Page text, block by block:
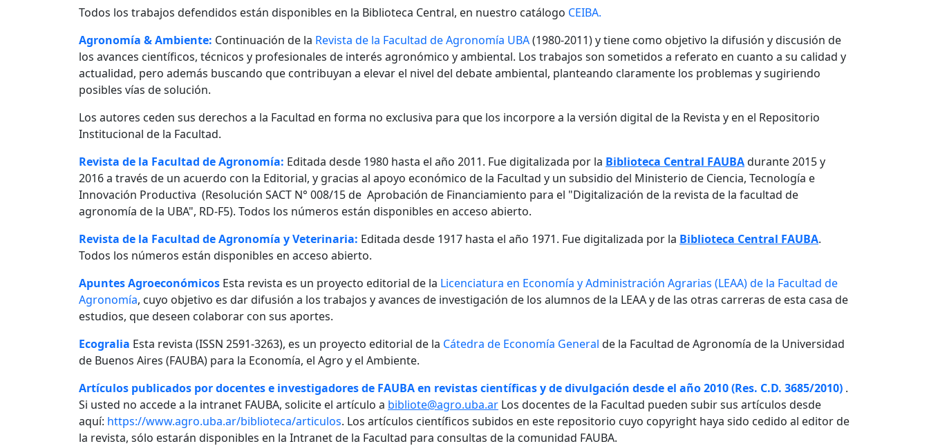
Todos los trabajos defendidos están disponibles en la Biblioteca Central, en nuestro catálogo CEIBA.
Agronomía & Ambiente: Continuación de la Revista de la Facultad de Agronomía UBA(1980-2011) y tiene como objetivo la difusión y discusión de
los avances científicos, técnicos y profesionales de interés agronómico y ambiental. Los trabajos son sometidos a referato en cuanto a su calidad y
actualidad, pero además buscando que contribuyan a elevar el nivel del debate ambiental, planteando claramente los problemas y sugiriendo
posibles vías de solución.
Los autores ceden sus derechos a la Facultad en forma no exclusiva para que los incorpore a la versión digital de la Revista y en el Repositorio
Institucional de la Facultad.
Revista de la Facultad de Agronomía: Editada desde 1980 hasta el año 2011. Fue digitalizada por la Biblioteca Central FAUBAdurante 2015 y
2016 a través de un acuerdo con la Editorial, y gracias al apoyo económico de la Facultad y un subsidio del Ministerio de Ciencia, Tecnología e
Innovación Productiva (Resolución SACT N° 008/15 de Aprobación de Financiamiento para el "Digitalización de la revista de la facultad de
agronomía de la UBA", RD-F5). Todos los números están disponibles en acceso abierto.
Revista de la Facultad de Agronomía y Veterinaria: Editada desde 1917 hasta el año 1971. Fue digitalizada por la Biblioteca Central FAUBA.
Todos los números están disponibles en acceso abierto.
Apuntes Agroeconómicos Esta revista es un proyecto editorial de la Licenciatura en Economía y Administración Agrarias (LEAA) de la Facultad de
Agronomía, cuyo objetivo es dar difusión a los trabajos y avances de investigación de los alumnos de la LEAA y de las otras carreras de esta casa de
estudios, que deseen colaborar con sus aportes.
Ecogralia Esta revista (ISSN 2591-3263), es un proyecto editorial de la Cátedra de Economía General de la Facultad de Agronomía de la Universidad
de Buenos Aires (FAUBA) para la Economía, el Agro y el Ambiente.
Artículos publicados por docentes e investigadores de FAUBA en revistas científicas y de divulgación desde el año 2010 (Res. C.D. 3685/2010) .
Si usted no accede a la intranet FAUBA, solicite el artículo a bibliote@agro.uba.ar Los docentes de la Facultad pueden subir sus artículos desde
aquí: https://www.agro.uba.ar/biblioteca/articulos. Los artículos científicos subidos en este repositorio cuyo copyright haya sido cedido al editor de
la revista, sólo estarán disponibles en la Intranet de la Facultad para consultas de la comunidad FAUBA.